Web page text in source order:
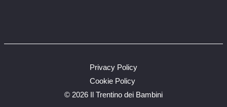
© 2026 Il Trentino dei Bambini
Privacy Policy
Cookie Policy